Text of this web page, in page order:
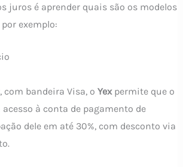
juros é aprender quais são os modelos
exemplo:
bandeira Visa, o Yexpermite que o
à conta de pagamento de
dele em até 30%, com desconto via